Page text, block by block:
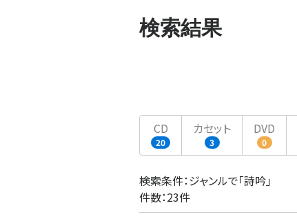
検索結果
CD
20
カセット
3
DVD
0
検索条件：ジャンルで「詩吟」
件数：23件